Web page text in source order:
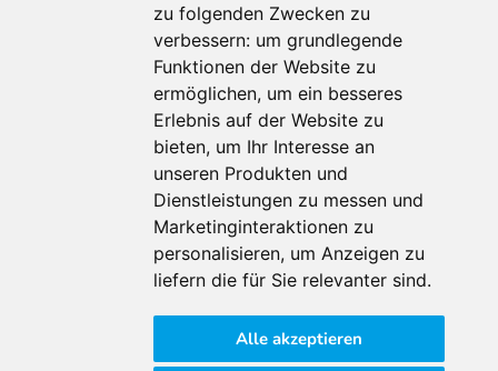
zu folgenden Zwecken zu
verbessern: um grundlegende
Funktionen der Website zu
ermöglichen, um ein besseres
Erlebnis auf der Website zu
bieten, um Ihr Interesse an
unseren Produkten und
Dienstleistungen zu messen und
Marketinginteraktionen zu
personalisieren, um Anzeigen zu
liefern die für Sie relevanter sind.
Alle akzeptieren
Für Makler:innen
Über Uns
Vorteile
Kontakt
Software Partner
Teilnahme
FAQ
Für Makler:innen
Impressum
AGB